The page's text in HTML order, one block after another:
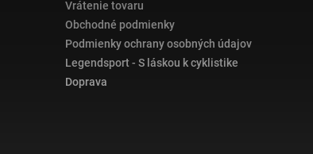
Vrátenie tovaru
Obchodné podmienky
Podmienky ochrany osobných údajov
Legendsport - S láskou k cyklistike
Doprava